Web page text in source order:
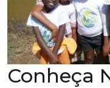
Conheça